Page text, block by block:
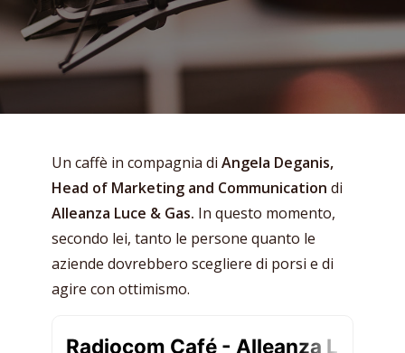
Un caffè in compagnia di Angela Deganis,
Head of Marketing and Communication di
Alleanza Luce & Gas. In questo momento,
secondo lei, tanto le persone quanto le
aziende dovrebbero scegliere di porsi e di
agire con ottimismo.